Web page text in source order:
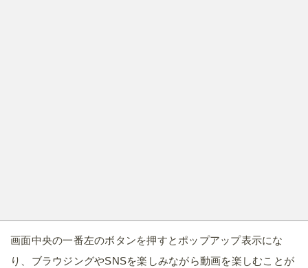
画面中央の一番左のボタンを押すとポップアップ表示にな
り、ブラウジングやSNSを楽しみながら動画を楽しむことが